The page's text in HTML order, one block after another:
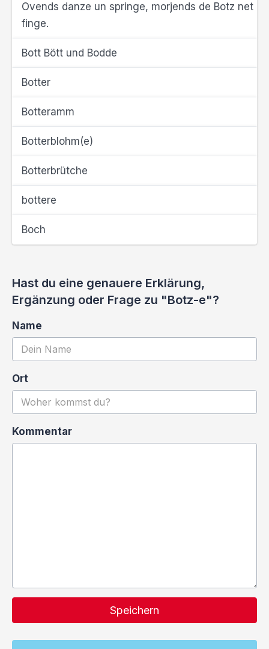
Ovends danze un springe, morjends de Botz net
finge.
Bott Bött und Bodde
Botter
Botteramm
Botterblohm(e)
Botterbrütche
bottere
Boch
Hast du eine genauere Erklärung,
Ergänzung oder Frage zu "Botz-e"?
Name
Ort
Kommentar
Speichern